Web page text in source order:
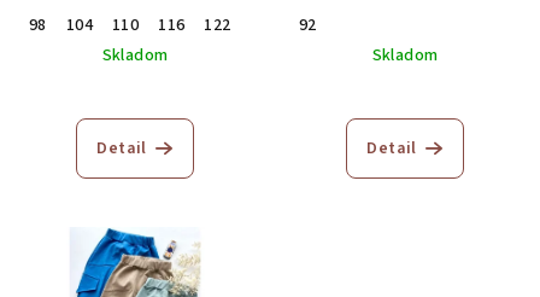
98
104 110 116 122
134
Skladom
Detail
92
Skladom
Detail